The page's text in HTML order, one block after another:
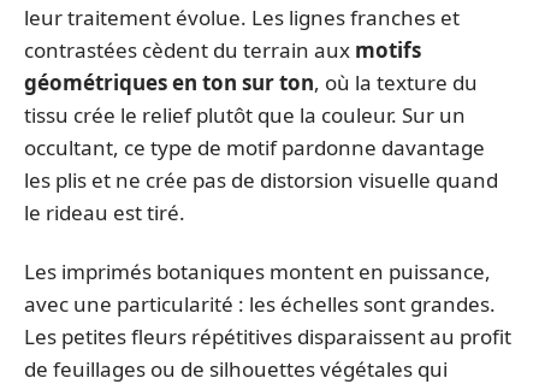
leur traitement évolue. Les lignes franches et
contrastées cèdent du terrain aux motifs
géométriques en ton sur ton, où la texture du
tissu crée le relief plutôt que la couleur. Sur un
occultant, ce type de motif pardonne davantage
les plis et ne crée pas de distorsion visuelle quand
le rideau est tiré.
Les imprimés botaniques montent en puissance,
avec une particularité : les échelles sont grandes.
Les petites fleurs répétitives disparaissent au profit
de feuillages ou de silhouettes végétales qui